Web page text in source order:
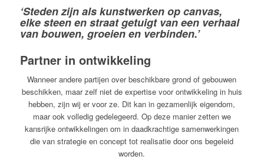
‘Steden zijn als kunstwerken op canvas,
elke steen en straat getuigt van een verhaal
van bouwen, groeien en verbinden.’
Partner in ontwikkeling
Wanneer andere partijen over beschikbare grond of gebouwen
beschikken, maar zelf niet de expertise voor ontwikkeling in huis
hebben, zijn wij er voor ze. Dit kan in gezamenlijk eigendom,
maar ook volledig gedelegeerd. Op deze manier zetten we
kansrijke ontwikkelingen om in daadkrachtige samenwerkingen
die van strategie en concept tot realisatie door ons begeleid
worden.